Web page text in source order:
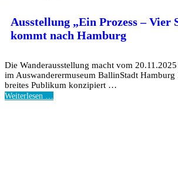
Ausstellung „Ein Prozess – Vier
kommt nach Hamburg
Die Wanderausstellung macht vom
im Auswanderermuseum BallinStadt
breites Publikum konzipiert …
Weiterlesen …